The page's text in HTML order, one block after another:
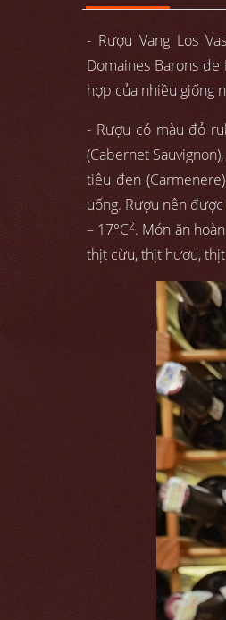
- Rượu Vang Los
Domaines Barons
hợp của nhiều giống
- Rượu có màu đỏ
(Cabernet
tiêu đen
uống. Rượu nên
– 17°C2. Món ăn
thịt cừu, thịt hươu,